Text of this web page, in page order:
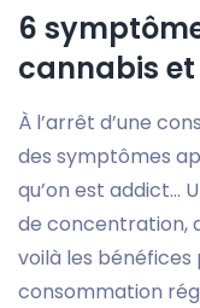
6
cannabis et
À l’arrêt d’une
des symptômes
qu’on est addict…
de concentration,
voilà les
consommation